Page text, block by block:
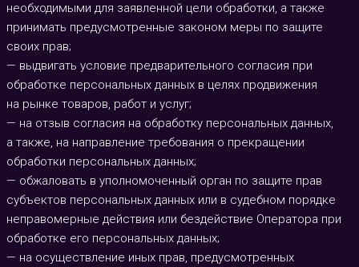
необходимыми для заявленной цели обработки, а также
принимать предусмотренные законом меры по защите
своих прав;
— выдвигать условие предварительного согласия при
обработке персональных данных в целях продвижения
на рынке товаров, работ и услуг;
— на отзыв согласия на обработку персональных данных,
а также, на направление требования о прекращении
обработки персональных данных;
— обжаловать в уполномоченный орган по защите прав
субъектов персональных данных или в судебном порядке
неправомерные действия или бездействие Оператора при
обработке его персональных данных;
— на осуществление иных прав, предусмотренных